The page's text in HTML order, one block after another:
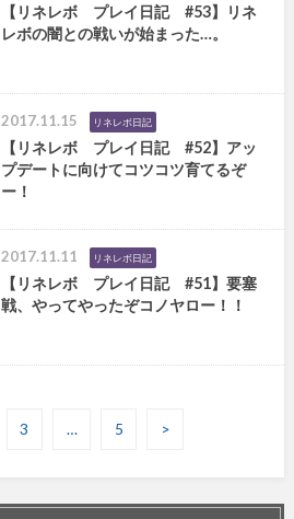
【リネレボ プレイ日記 #53】リネ
レボの闇との戦いが始まった…。
2017.11.15 リネレボ日記
【リネレボ プレイ日記 #52】アッ
プデートに向けてコツコツ育てるぞ
ー！
2017.11.11 リネレボ日記
【リネレボ プレイ日記 #51】要塞
戦、やってやったぞコノヤロー！！
3 … 5 >